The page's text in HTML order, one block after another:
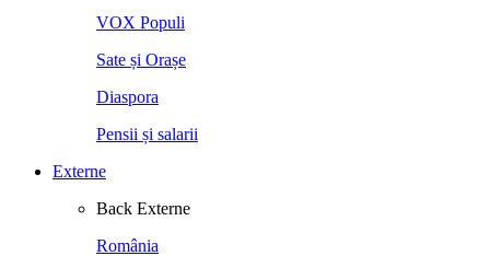
VOX Populi
Sate și Orașe
Diaspora
Pensii și salarii
Externe
Back Externe
România